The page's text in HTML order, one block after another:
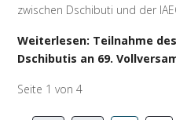
zwischen Dschibuti und der
Weiterlesen: Teilnahme
Dschibutis an 69.
Seite 1 von 4